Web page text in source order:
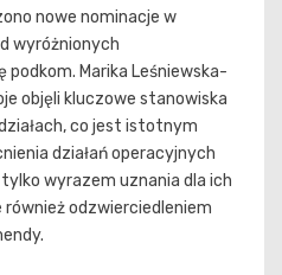
nowe nominacje w
wyróżnionych
Marika Leśniewska-
objęli kluczowe stanowiska
co jest istotnym
działań operacyjnych
wyrazem uznania dla ich
odzwierciedleniem